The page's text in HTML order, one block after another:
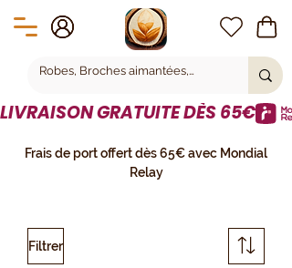
LIVRAISON GRATUITE DÈS 65€
Frais de port offert dès 65€ avec Mondial
Relay
Filtrer